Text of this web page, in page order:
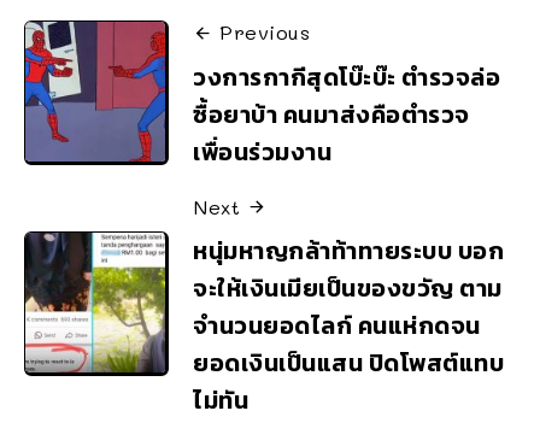
Previous
วงการกากีสุดโบ๊ะบ๊ะ ตำรวจล่อ
ซื้อยาบ้า คนมาส่งคือตำรวจ
เพื่อนร่วมงาน
Next
หนุ่มหาญกล้าท้าทายระบบ บอก
จะให้เงินเมียเป็นของขวัญ ตาม
จำนวนยอดไลก์ คนแห่กดจน
ยอดเงินเป็นแสน ปิดโพสต์แทบ
ไม่ทัน